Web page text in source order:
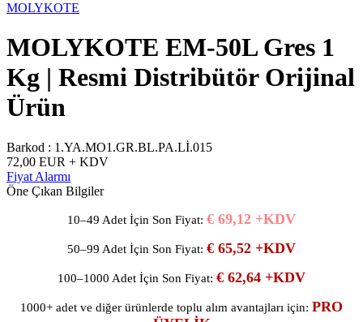
MOLYKOTE
MOLYKOTE EM-50L Gres 1
Kg | Resmi Distribütör Orijinal
Ürün
Barkod : 1.YA.MO1.GR.BL.PA.Lİ.015
72,00 EUR + KDV
Fiyat Alarmı
Öne Çıkan Bilgiler
10–49 Adet İçin Son Fiyat: € 69,12 +KDV
50–99 Adet İçin Son Fiyat: € 65,52 +KDV
100–1000 Adet İçin Son Fiyat: € 62,64 +KDV
1000+ adet ve diğer ürünlerde toplu alım avantajları için: PRO